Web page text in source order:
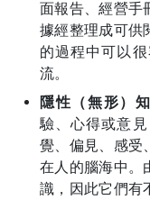
面報告、經營手
據經整理成可供
的過程中可以
流。
隱性（無形）
驗、心得或意
覺、偏見、感受
在人的腦海中。
識，因此它們有